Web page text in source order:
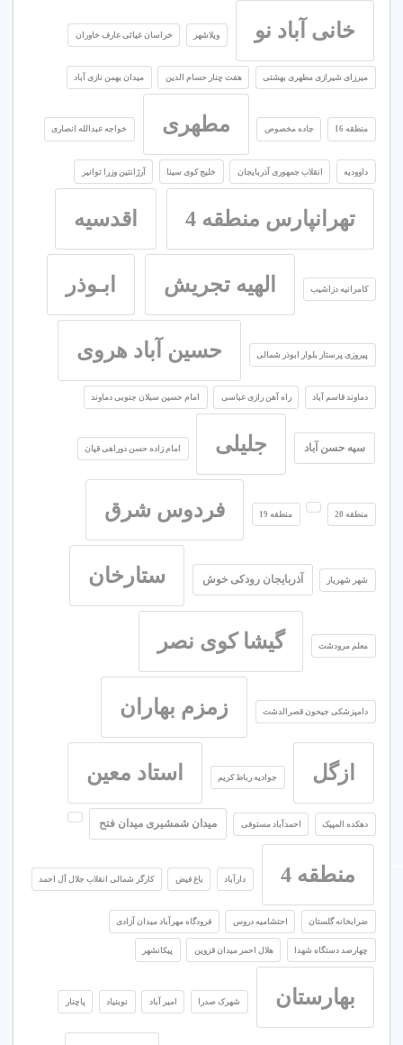
خانی آباد نو ویلاشهر خراسان غیاثی عارف خاوران
میرزای شیرازی مطهری بهشتی هفت چنار حسام الدین میدان بهمن نازی آباد
منطقه 16 جاده مخصوص مطهری خواجه عبدالله انصاری
داوودیه انقلاب جمهوری آذربایجان خلیج کوی سینا آرژانتین وزرا توانیر
تهرانپارس منطقه 4 اقدسیه
کامرانیه دزاشیب الهیه تجریش ابـوذر
پیروزی پرستار بلوار ابوذر شمالی حسین آباد هروی
دماوند قاسم آباد راه آهن رازی عباسی امام حسین سبلان جنوبی دماوند
سپه حسن آباد جلیلی امام زاده حسن دوراهی قپان
منطقه 20 منطقه 19 فردوس شرق
شهر شهریار آذربایجان رودکی خوش ستارخان
معلم مرودشت گیشا کوی نصر
دامپزشکی جیحون قصرالدشت زمزم بهاران
ازگل جوادیه رباط کریم استاد معین
دهکده المپیک احمدآباد مستوفی میدان شمشیری میدان فتح
منطقه 4 دارآباد باغ فیض کارگر شمالی انقلاب جلال آل احمد
ضرابخانه گلستان احتشامیه دروس فرودگاه مهرآباد میدان آزادی
چهارصد دستگاه شهدا هلال احمر میدان قزوین پیکانشهر
بهارستان شهرک صدرا امیر آباد نوبنیاد پاچنار